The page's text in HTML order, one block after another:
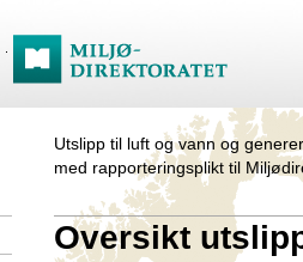
Utslipp til luft og vann og
med rapporteringsplikt til
Oversikt